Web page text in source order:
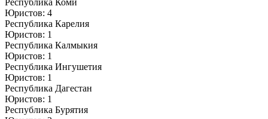
Юристов: 4
Республика Карелия
Юристов: 1
Республика Калмыкия
Юристов: 1
Республика Ингушетия
Юристов: 1
Республика Дагестан
Юристов: 1
Республика Бурятия